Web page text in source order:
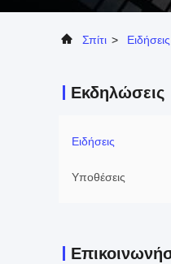
Σπίτι > Ειδήσεις
Εκδηλώσεις
Ειδήσεις
Υποθέσεις